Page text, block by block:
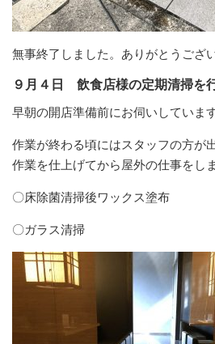
無事終了しました。ありがとうござ
９月４日 飲食店様の定期清掃を
早朝の開店準備前にお伺いしています
作業が終わる頃にはスタッフの方が
作業を仕上げてから屋外の仕事をしま
〇床除菌清掃後ワックス塗布
〇ガラス清掃